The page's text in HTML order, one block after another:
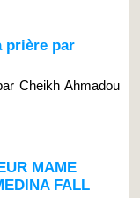
prière par
Cheikh Ahmadou
MAME
FALL